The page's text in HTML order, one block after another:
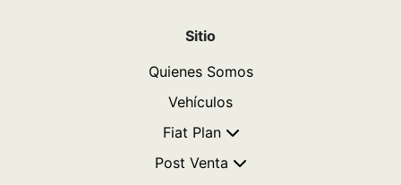
Sitio
Quienes Somos
Vehículos
Fiat Plan
Post Venta